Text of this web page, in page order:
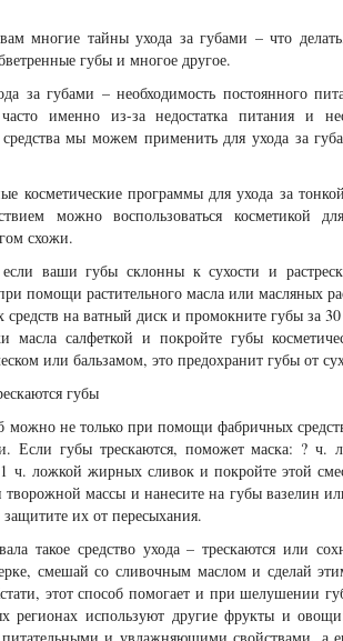
многие тайны ухода за губами – что
губы и многое другое.
за губами – необходимость постоянного
именно из-за недостатка питания и
мы можем применить для ухода за
косметические программы для ухода за
можно воспользоваться косметикой
схожи.
ваши губы склонны к сухости и
помощи растительного масла или масляных
средств на ватный диск и промокните губы за
масла салфеткой и покройте губы
или бальзамом, это предохранит губы от
губы
можно не только при помощи фабричных
Если губы трескаются, поможет маска: ? ч.
ч. ложкой жирных сливок и покройте этой
массы и нанесите на губы вазелин
их от пересыхания.
такое средство ухода – трескаются или
смешай со сливочным маслом и сделай
этот способ помогает и при шелушении
регионах используют другие фрукты и